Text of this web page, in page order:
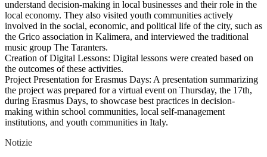
understand decision-making in local businesses and their role in the
local economy. They also visited youth communities actively
involved in the social, economic, and political life of the city, such as
the Grico association in Kalimera, and interviewed the traditional
music group The Taranters.
Creation of Digital Lessons: Digital lessons were created based on
the outcomes of these activities.
Project Presentation for Erasmus Days: A presentation summarizing
the project was prepared for a virtual event on Thursday, the 17th,
during Erasmus Days, to showcase best practices in decision-
making within school communities, local self-management
institutions, and youth communities in Italy.
Notizie